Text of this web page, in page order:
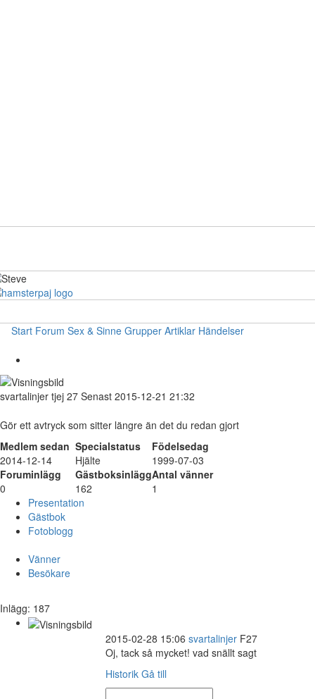
Start Forum Sex & Sinne Grupper Artiklar Händelser
svartalinjer tjej 27 Senast 2015-12-21 21:32
Gör ett avtryck som sitter längre än det du redan gjort
Medlem sedan Specialstatus
Födelsedag
2014-12-14
Hjälte
1999-07-03
Foruminlägg
GästboksinläggAntal vänner
0
162
1
Presentation
Gästbok
Fotoblogg
Vänner
Besökare
Inlägg: 187
2015-02-28 15:06 svartalinjer F27
Oj, tack så mycket! vad snällt sagt
Historik Gå till